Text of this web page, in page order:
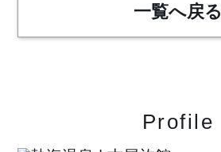
一覧へ戻る
Profile